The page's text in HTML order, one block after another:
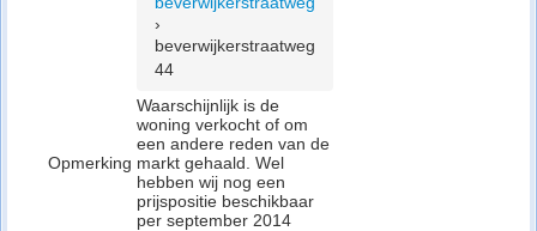
›
beverwijkerstraatweg
44
Opmerking
Waarschijnlijk is de
woning verkocht of om
een andere reden van de
markt gehaald. Wel
hebben wij nog een
prijspositie beschikbaar
per september 2014